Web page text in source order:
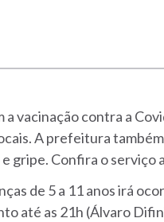
vacinação contra a
A prefeitura
gripe. Confira o serviço
de 5 a 11 anos irá
até as 21h (Álvaro